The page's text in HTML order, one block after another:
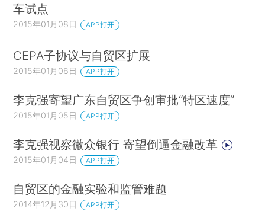
车试点
2015年01月08日 APP打开
CEPA子协议与自贸区扩展
2015年01月06日 APP打开
李克强寄望广东自贸区争创审批“特区速度”
2015年01月05日 APP打开
李克强视察微众银行 寄望倒逼金融改革
2015年01月04日 APP打开
自贸区的金融实验和监管难题
2014年12月30日 APP打开